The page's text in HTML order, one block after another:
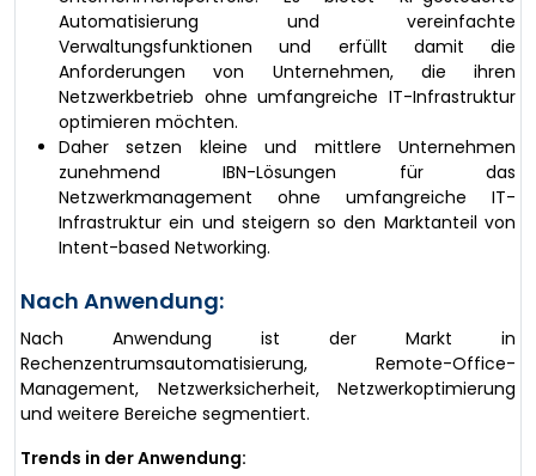
Automatisierung und vereinfachte
Verwaltungsfunktionen und erfüllt damit die
Anforderungen von Unternehmen, die ihren
Netzwerkbetrieb ohne umfangreiche IT-Infrastruktur
optimieren möchten.
Daher setzen kleine und mittlere Unternehmen
zunehmend IBN-Lösungen für das
Netzwerkmanagement ohne umfangreiche IT-
Infrastruktur ein und steigern so den Marktanteil von
Intent-based Networking.
Nach Anwendung:
Nach Anwendung ist der Markt in
Rechenzentrumsautomatisierung, Remote-Office-
Management, Netzwerksicherheit, Netzwerkoptimierung
und weitere Bereiche segmentiert.
Trends in der Anwendung: